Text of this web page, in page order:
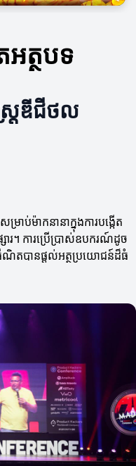
ត្ថបទ
រឌីជីថល
ាប់ម៉ាកនានាក្នុងការបង្កើត
ារ។ ការប្រើប្រាស់ឧបករណ៍ដូច
ណិតបានផ្តល់អត្ថប្រយោជន៍ដ៏ធំ